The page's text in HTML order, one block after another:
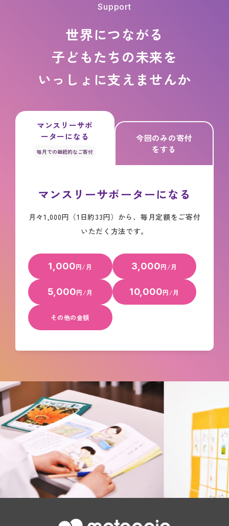
Support
世界につながる
子どもたちの未来を
いっしょに支えませんか
マンスリーサポ
ーターになる
毎月での継続的なご寄付
今回のみの寄付
をする
マンスリーサポーターになる
月々1,000円（1日約33円）から、毎月定額をご寄付
いただく方法です。
1,000円/月 3,000円/月
5,000円/月 10,000円/月
その他の金額